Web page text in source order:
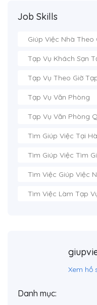
Job Skills
Giúp Việc Nhà Theo
Tạp Vụ Khách Sạn
Tạp Vụ Theo Giờ
Tạp Vụ Văn Phòng
Tạp Vụ Văn Phòng
Tìm Giúp Việc Tại
Tìm Giúp Việc Tìm
Tìm Việc Giúp Việc
Tìm Việc Làm Tạp
Xem hồ
Danh mục: